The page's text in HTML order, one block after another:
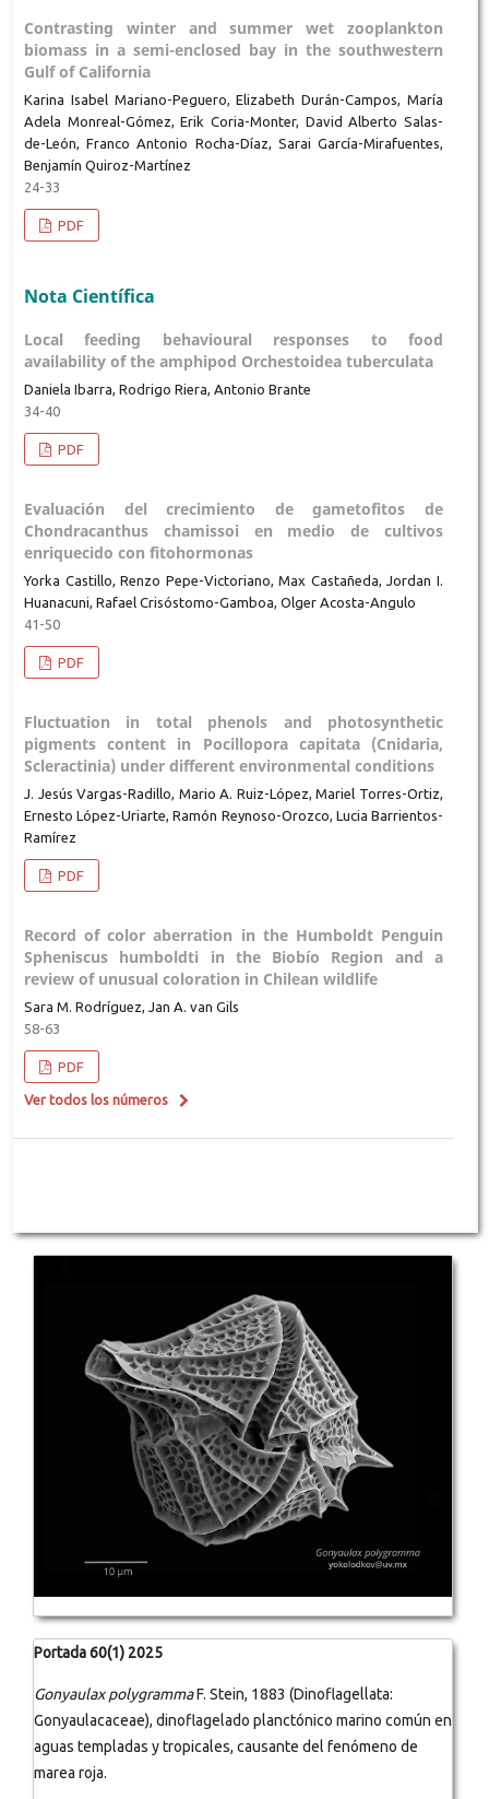
Contrasting winter and summer wet zooplankton
biomass in a semi-enclosed bay in the southwestern
Gulf of California
Karina Isabel Mariano-Peguero, Elizabeth Durán-Campos, María
Adela Monreal-Gómez, Erik Coria-Monter, David Alberto Salas-
de-León, Franco Antonio Rocha-Díaz, Sarai García-Mirafuentes,
Benjamín Quiroz-Martínez
24-33
PDF
Nota Científica
Local feeding behavioural responses to food
availability of the amphipod Orchestoidea tuberculata
Daniela Ibarra, Rodrigo Riera, Antonio Brante
34-40
PDF
Evaluación del crecimiento de gametofitos de
Chondracanthus chamissoi en medio de cultivos
enriquecido con fitohormonas
Yorka Castillo, Renzo Pepe-Victoriano, Max Castañeda, Jordan I.
Huanacuni, Rafael Crisóstomo-Gamboa, Olger Acosta-Angulo
41-50
PDF
Fluctuation in total phenols and photosynthetic
pigments content in Pocillopora capitata (Cnidaria,
Scleractinia) under different environmental conditions
J. Jesús Vargas-Radillo, Mario A. Ruiz-López, Mariel Torres-Ortiz,
Ernesto López-Uriarte, Ramón Reynoso-Orozco, Lucia Barrientos-
Ramírez
PDF
Record of color aberration in the Humboldt Penguin
Spheniscus humboldti in the Biobío Region and a
review of unusual coloration in Chilean wildlife
Sara M. Rodríguez, Jan A. van Gils
58-63
PDF
Ver todos los números
Portada 60(1) 2025
Gonyaulax polygrammaF. Stein, 1883 (Dinoflagellata:
Gonyaulacaceae), dinoflagelado planctónico marino común en
aguas templadas y tropicales, causante del fenómeno de
marea roja.